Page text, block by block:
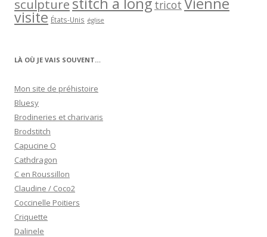
sculpture tricot
visite États-Unis église
LÀ OÙ JE VAIS SOUVENT…
Mon site de préhistoire
Bluesy
Brodineries et charivaris
Brodstitch
Capucine O
Cathdragon
C en Roussillon
Claudine / Coco2
Coccinelle Poitiers
Criquette
Dalinele